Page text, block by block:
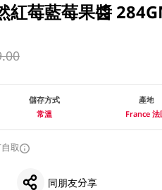
紅莓藍莓果醬
儲存方式
常溫
產地
France 法
取
同朋友分享